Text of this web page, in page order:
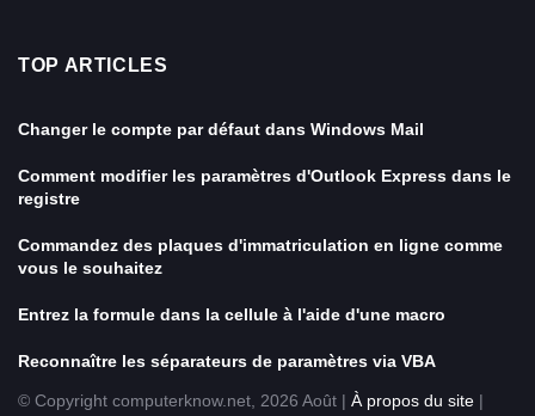
TOP ARTICLES
Changer le compte par défaut dans Windows Mail
Comment modifier les paramètres d'Outlook Express dans le
registre
Commandez des plaques d'immatriculation en ligne comme
vous le souhaitez
Entrez la formule dans la cellule à l'aide d'une macro
Reconnaître les séparateurs de paramètres via VBA
© Copyright computerknow.net, 2026 Août | À propos du site |